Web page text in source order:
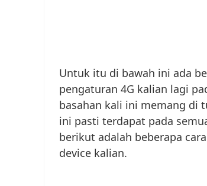
Untuk itu di bawah ini ada
pengaturan 4G kalian lagi
basahan kali ini memang di
ini pasti terdapat pada
berikut adalah beberapa
device kalian.